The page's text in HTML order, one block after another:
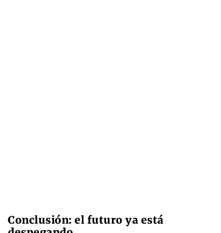
Conclusión: el futuro ya está